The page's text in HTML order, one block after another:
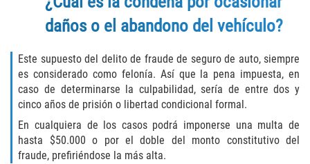
DUI Causando Lesiones
Años
DUI en Menores de Edad
Segunda Ofensa de DUI
Tercera Ofensa de DUI
daños o el abandono del vehículo?
Este supuesto del delito de fraude de seguro de auto, siempre
es considerado como felonía. Así que la pena impuesta, en
caso de determinarse la culpabilidad, sería de entre dos y
cinco años de prisión o libertad condicional formal.
En cualquiera de los casos podrá imponerse una multa de
hasta $50.000 o por el doble del monto constitutivo del
fraude, prefiriéndose la más alta.